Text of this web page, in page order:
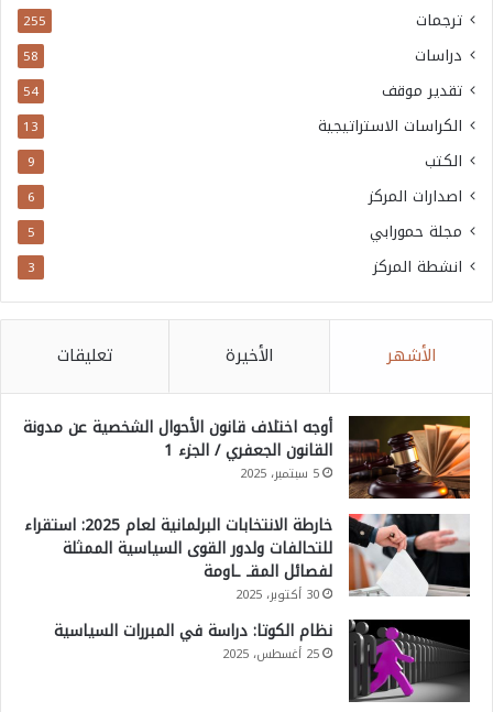
ترجمات 255
دراسات 58
تقدير موقف 54
الكراسات الاستراتيجية 13
الكتب 9
اصدارات المركز 6
مجلة حمورابي 5
انشطة المركز 3
الأشهر الأخيرة تعليقات
أوجه اختلاف قانون الأحوال الشخصية عن مدونة
القانون الجعفري / الجزء 1
5 سبتمبر، 2025
خارطة الانتخابات البرلمانية لعام 2025: استقراء
للتحالفات ولدور القوى السياسية الممثلة
لفصائل المقـ ـاومة
30 أكتوبر، 2025
نظام الكوتا: دراسة في المبررات السياسية
25 أغسطس، 2025